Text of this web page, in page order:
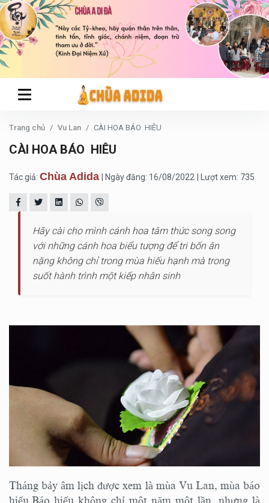
Trang chủ Vu Lan CÀI HOA BÁO HIÊU
CÀI HOA BÁO HIÊU
Tác giả: Chùa Adida | Ngày đăng: 16/08/2022 | Lượt xem: 735
Hãy cài cho mình cánh hoa tâm thức song song
với những cánh hoa biểu tượng để tri bốn ân
nặng không chỉ trong mùa hiếu hạnh mà trong
suốt hành trình một kiếp nhân sinh
Tháng bảy âm lịch được xem là mùa Vu Lan, mùa báo